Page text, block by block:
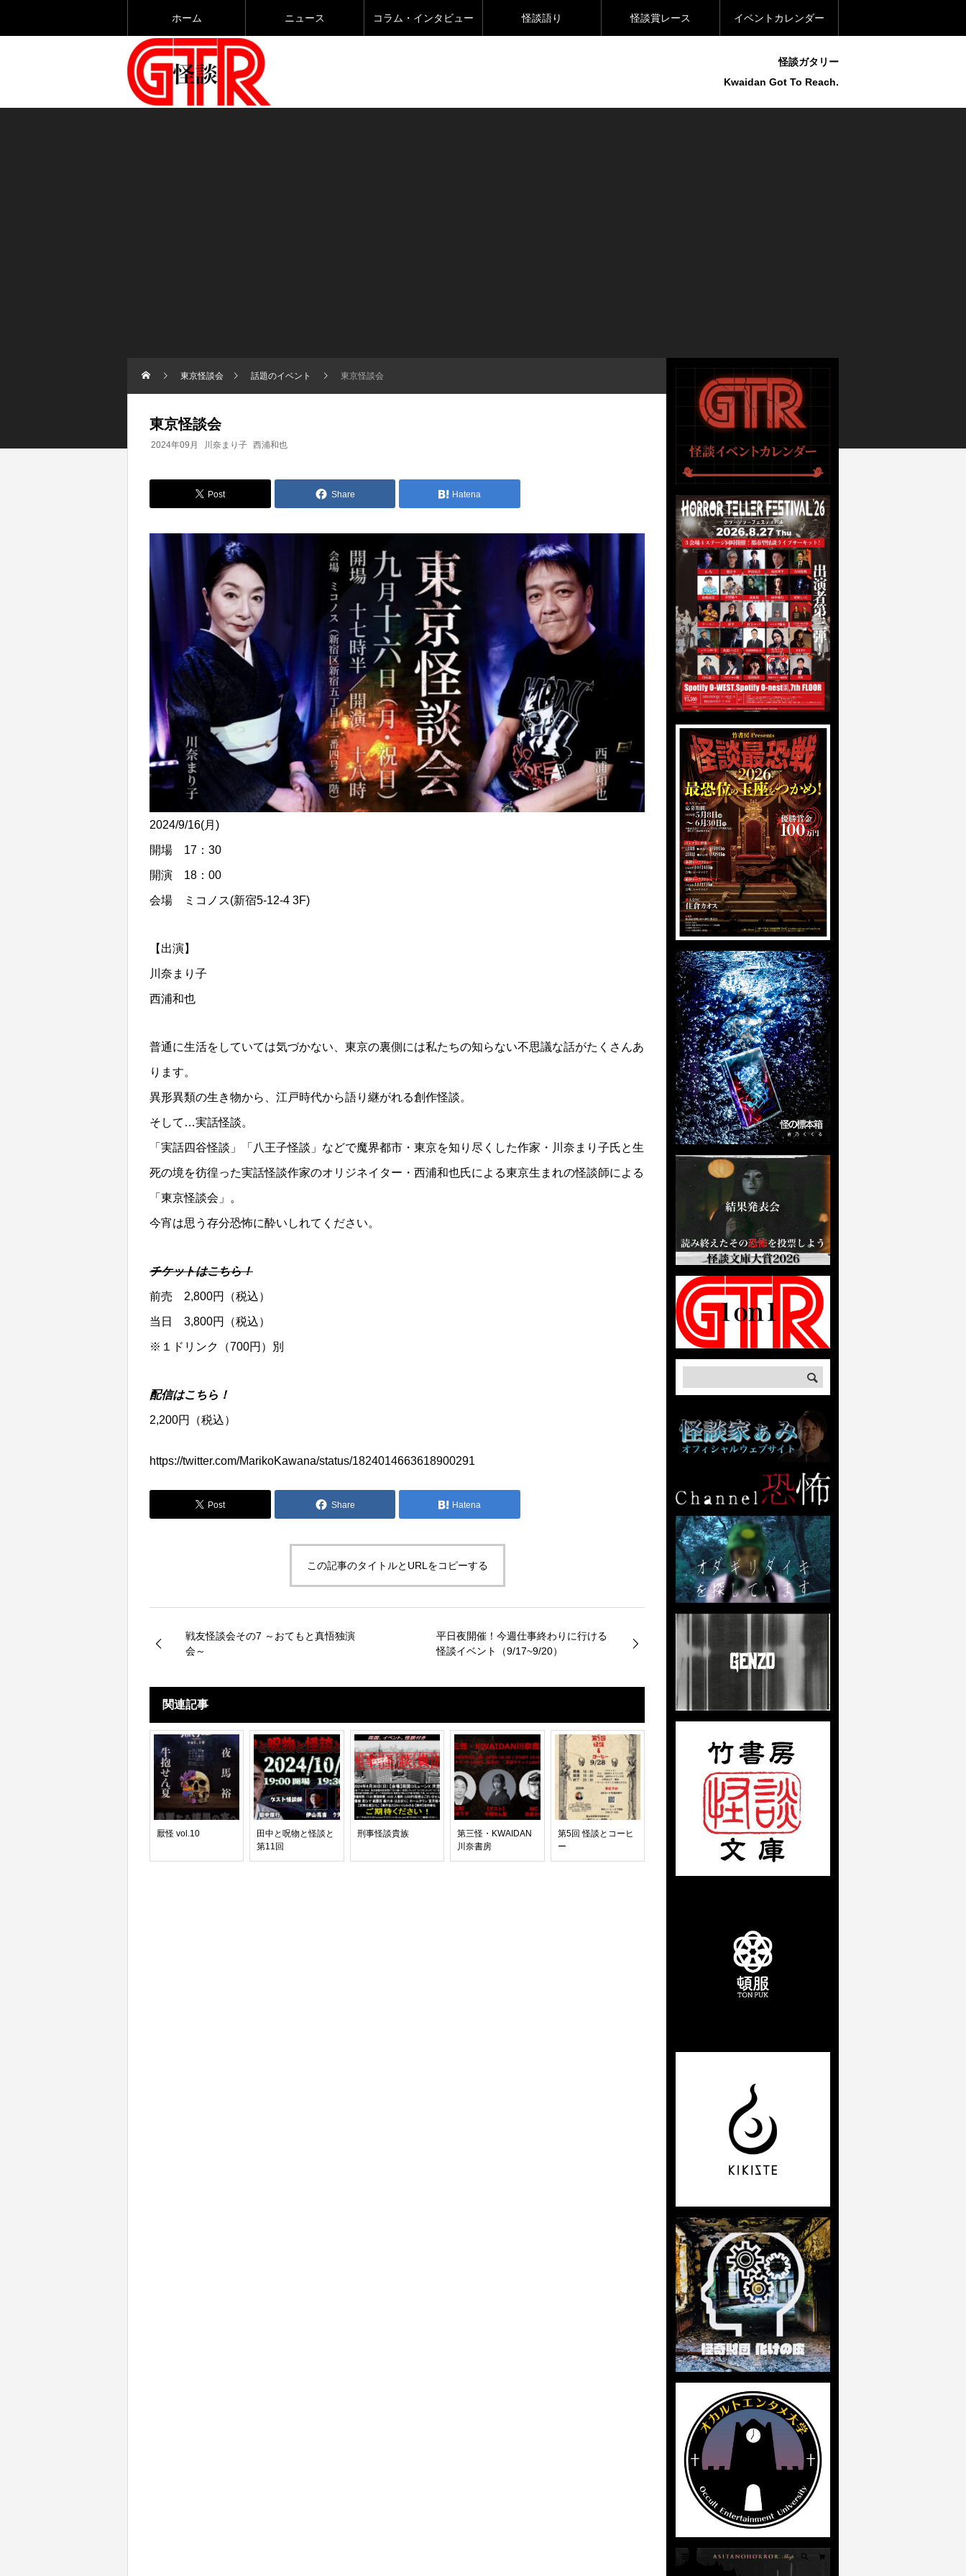
ホーム ニュース コラム・インタビュー 怪談語り 怪談賞レース イベントカレンダー
怪談ガタリー
Kwaidan Got To Reach.
東京怪談会 話題のイベント 東京怪談会
東京怪談会
2024年09月 川奈まり子 西浦和也
Post Share Hatena
2024/9/16(月)
開場 17：30
開演 18：00
会場 ミコノス(新宿5-12-4 3F)
【出演】
川奈まり子
西浦和也
普通に生活をしていては気づかない、東京の裏側には私たちの知らない不思議な話がたくさんあ
ります。
異形異類の生き物から、江戸時代から語り継がれる創作怪談。
そして…実話怪談。
「実話四谷怪談」「八王子怪談」などで魔界都市・東京を知り尽くした作家・川奈まり子氏と生
死の境を彷徨った実話怪談作家のオリジネイター・西浦和也氏による東京生まれの怪談師による
「東京怪談会」。
今宵は思う存分恐怖に酔いしれてください。
チケットはこちら！
前売 2,800円（税込）
当日 3,800円（税込）
※１ドリンク（700円）別
配信はこちら！
2,200円（税込）
https://twitter.com/MarikoKawana/status/1824014663618900291
Post Share Hatena
この記事のタイトルとURLをコピーする
戦友怪談会その7 ～おてもと真悟独演
会～
平日夜開催！今週仕事終わりに行ける
怪談イベント（9/17~9/20）
関連記事
厭怪 vol.10
田中と呪物と怪談と
第11回
刑事怪談貴族
第三怪・KWAIDAN
川奈書房
第5回 怪談とコーヒ
ー